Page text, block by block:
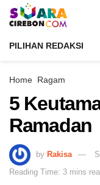
PILIHAN REDAKSI
Home Ragam
5
Ramadan
by Rakisa
Reading Time: 3 mins